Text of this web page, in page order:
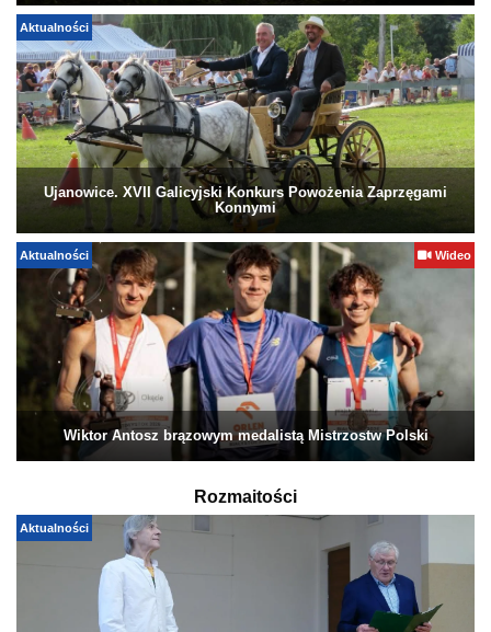
Aktualności
Ujanowice. XVII Galicyjski Konkurs Powożenia Zaprzęgami
Konnymi
Aktualności Wideo
Wiktor Antosz brązowym medalistą Mistrzostw Polski
Rozmaitości
Aktualności